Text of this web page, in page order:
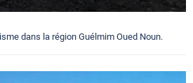
dans la région Guélmim Oued Noun.